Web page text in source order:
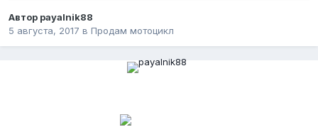
Автор payalnik88
5 августа, 2017 в Продам мотоцикл